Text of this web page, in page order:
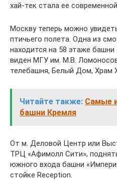
хай-тек стала ее
Москву теперь можно
птичьего полета. Одна из
находится на 58 этаже
виден МГУ им. М.В.
телебашня, Белый Дом, Храм
Читайте также: Самые
башни Кремля
От м. Деловой Центр или
ТРЦ «Афимолл Сити»,
южного входа башни
стойке Reception.